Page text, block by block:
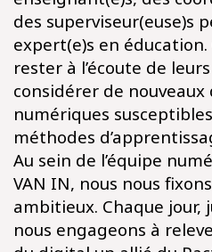
des superviseur(euse)s
expert(e)s en
rester à l’écoute de
considérer de
numériques
méthodes
Au sein de l’équipe
VAN IN, nous nous
ambitieux. Chaque jour,
nous engageons à